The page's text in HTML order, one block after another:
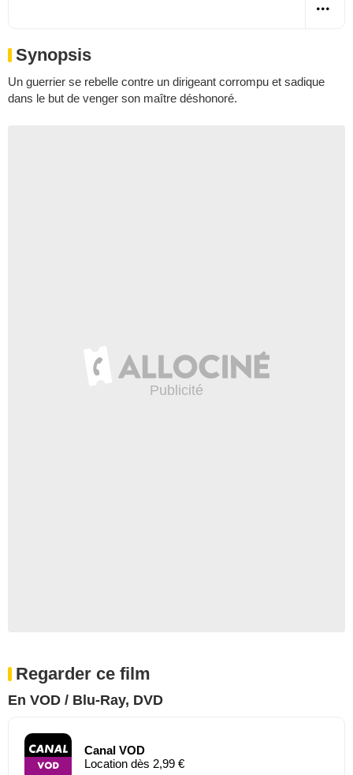
Synopsis
Un guerrier se rebelle contre un dirigeant corrompu et sadique
dans le but de venger son maître déshonoré.
Regarder ce film
En VOD / Blu-Ray, DVD
Canal VOD
Location dès 2,99 €